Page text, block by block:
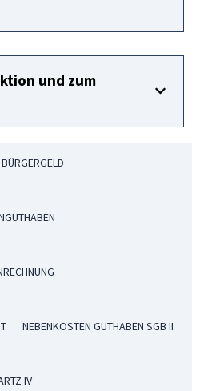
und zum
NEBENKOSTEN GUTHABEN SGB II
IV